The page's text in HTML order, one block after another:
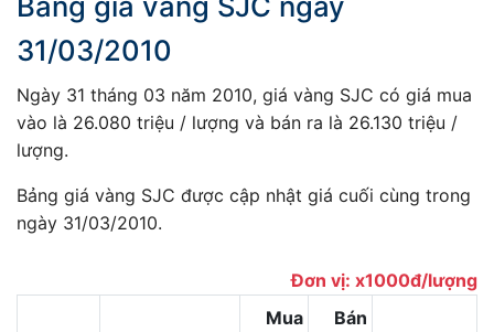
31/03/2010
Ngày 31 tháng 03 năm 2010, giá vàng SJC có giá mua
vào là 26.080 triệu / lượng và bán ra là 26.130 triệu /
lượng.
Bảng giá vàng SJC được cập nhật giá cuối cùng trong
ngày 31/03/2010.
Đơn vị: x1000đ/lượng
Mua
Bán